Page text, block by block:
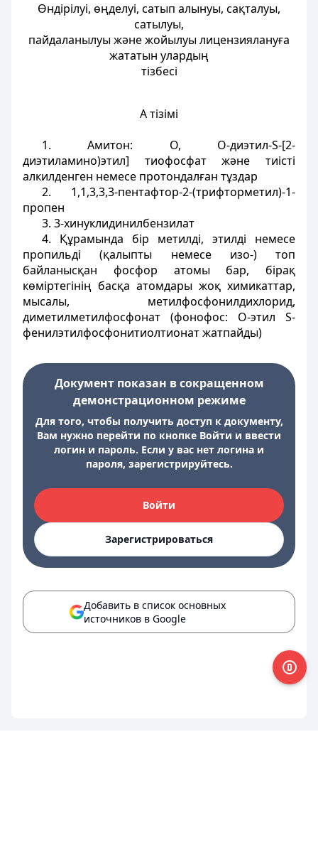
Өндірілуі, өңделуі, сатып алынуы, сақталуы,
сатылуы,
пайдаланылуы және жойылуы лицензиялануға
жататын улардың
тізбесі
А тізімі
1. Амитон: О, О-диэтил-S-[2-
диэтиламино)этил] тиофосфат және тиісті
алкилденген немесе протондалған тұздар
2. 1,1,3,3,3-пентафтор-2-(трифторметил)-1-
пропен
3. 3-хинуклидинилбензилат
4. Құрамында бір метилді, этилді немесе
пропильді (қалыпты немесе изо-) топ
байланысқан фосфор атомы бар, бірақ
көміртегінің басқа атомдары жоқ химикаттар,
мысалы, метилфосфонилдихлорид,
диметилметилфосфонат (фонофос: О-этил S-
фенилэтилфосфонитиолтионат жатпайды)
Документ показан в сокращенном
демонстрационном режиме
Для того, чтобы получить доступ к документу,
Вам нужно перейти по кнопке Войти и ввести
логин и пароль. Если у вас нет логина и
пароля, зарегистрируйтесь.
Войти
Зарегистрироваться
Добавить в список основных
источников в Google